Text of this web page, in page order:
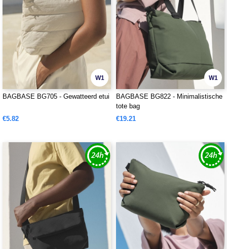
W1
BAGBASE BG705 - Gewatteerd etui
€5.82
W1
BAGBASE BG822 - Minimalistische
tote bag
€19.21